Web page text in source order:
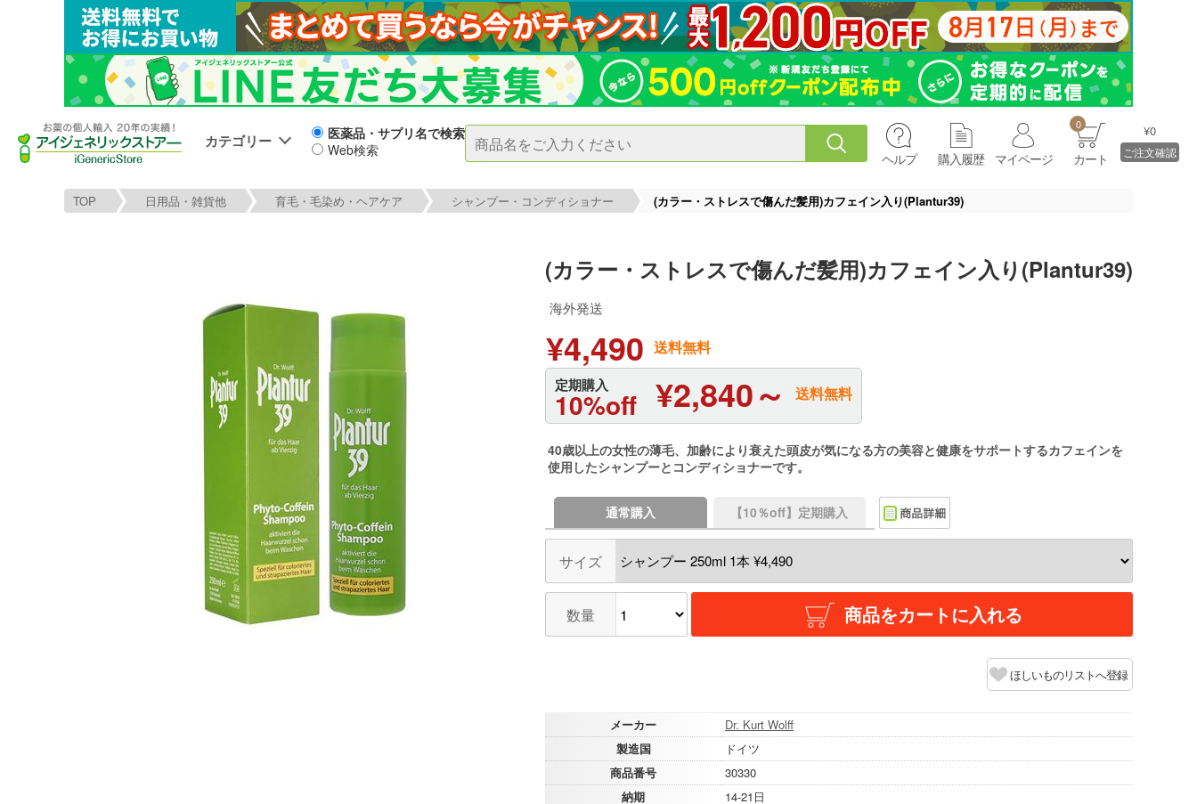
カテゴリー
医薬品・サプリ名で検索
Web検索
ヘルプ 購入履歴 マイページ
0
カート
¥0
ご注文確認
TOP 日用品・雑貨他 育毛・毛染め・ヘアケア シャンプー・コンディショナー (カラー・ストレスで傷んだ髪用)カフェイン入り(Plantur39)
(カラー・ストレスで傷んだ髪用)カフェイン入り(Plantur39)
海外発送
¥4,490 送料無料
定期購入
10%off ¥2,840～ 送料無料
40歳以上の女性の薄毛、加齢により衰えた頭皮が気になる方の美容と健康をサポートするカフェインを
使用したシャンプーとコンディショナーです。
通常購入 【10％off】定期購入
サイズ
数量 商品をカートに入れる
ほしいものリストへ登録
メーカー
Dr. Kurt Wolff
製造国
ドイツ
商品番号
30330
納期
14-21日